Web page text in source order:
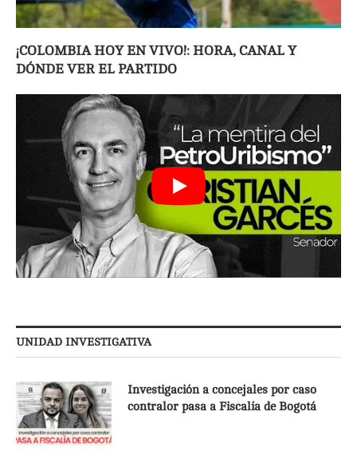
¡COLOMBIA HOY EN VIVO!: HORA, CANAL Y
DÓNDE VER EL PARTIDO
UNIDAD INVESTIGATIVA
Investigación a concejales por caso
contralor pasa a Fiscalía de Bogotá